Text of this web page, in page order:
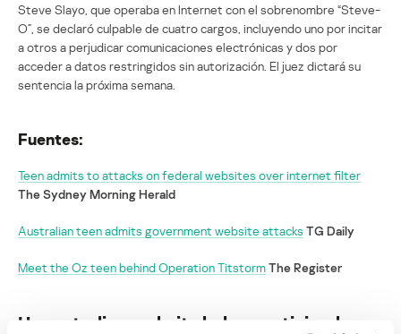
Steve Slayo, que operaba en Internet con el sobrenombre “Steve-
O”, se declaró culpable de cuatro cargos, incluyendo uno por incitar
a otros a perjudicar comunicaciones electrónicas y dos por
acceder a datos restringidos sin autorización. El juez dictará su
sentencia la próxima semana.
Fuentes:
Teen admits to attacks on federal websites over internet filter
The Sydney Morning Herald
Australian teen admits government website attacks TG Daily
Meet the Oz teen behind Operation TitstormThe Register
Un australiano admite haber participado en